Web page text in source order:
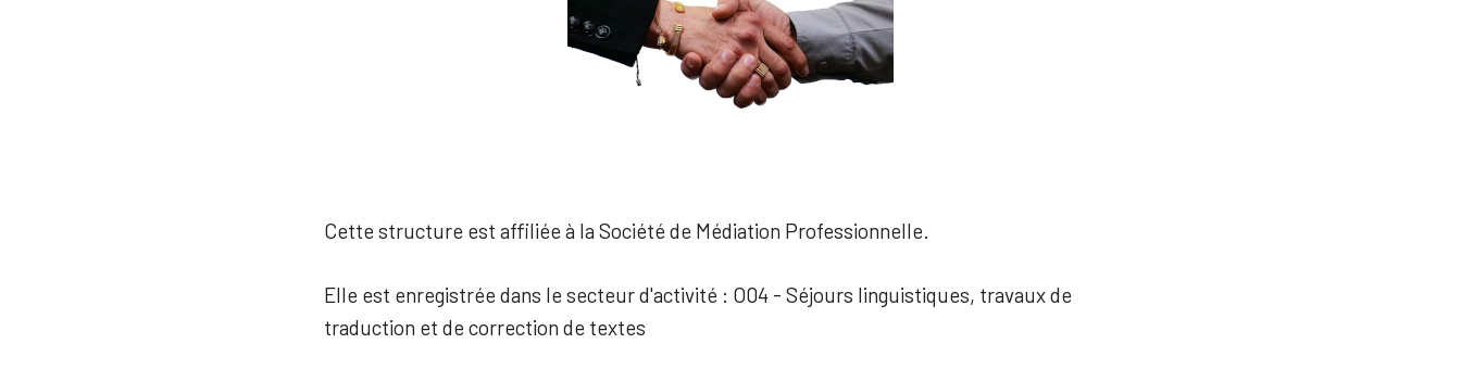
Cette structure est affiliée à la Société de Médiation Professionnelle.
Elle est enregistrée dans le secteur d'activité : O04 - Séjours linguistiques, travaux de
traduction et de correction de textes